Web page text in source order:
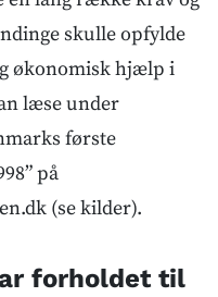
skulle opfylde
økonomisk hjælp i
læse under
første
på
(se kilder).
forholdet til